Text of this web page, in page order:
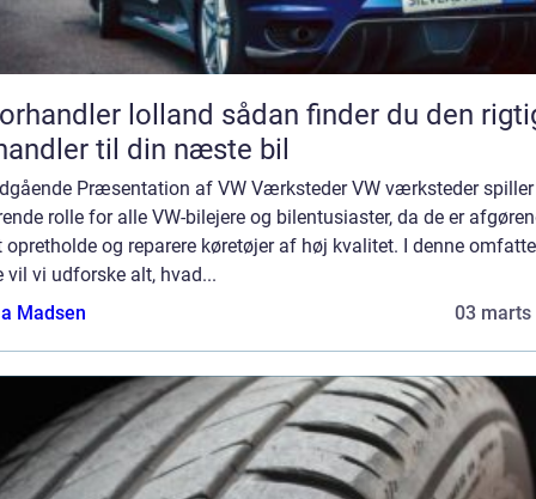
lolland sådan finder du den rigtige
til din næste bil
Præsentation af VW Værksteder VW værksteder
rolle for alle VW-bilejere og bilentusiaster, da de er
opretholde og reparere køretøjer af høj kvalitet. I denne
vil vi udforske alt, hvad...
Madsen
03 marts